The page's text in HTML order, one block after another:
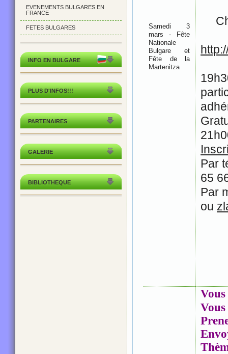
Samedi 3
mars - Fête
Nationale
Bulgare et
Fête de la
Martenitza
Par
65
Par
ou
Vous
EVENEMENTS BULGARES EN
FRANCE
FETES BULGARES
INFO EN BULGARE
PLUS D'INFOS!!!
PARTENAIRES
GALERIE
BIBLIOTHEQUE